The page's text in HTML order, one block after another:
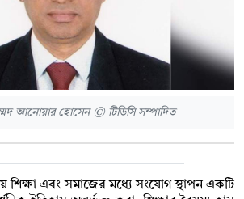
আনোয়ার হোসেন © টিডিসি সম্পাদিত
শিক্ষা এবং সমাজের মধ্যে সংযোগ স্থাপন একটি